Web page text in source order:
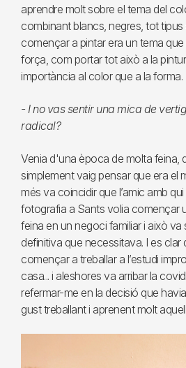
aprendre molt sobre el tema del
combinant blancs, negres, tot
començar a pintar era un tema
força, com portar tot això a la
importància al color que a la forma.
- I no vas sentir una mica de
radical?
Venia d'una època de molta feina,
simplement vaig pensar que era el
més va coincidir que l’amic amb
fotografia a Sants volia començar
feina en un negoci familiar i això va
definitiva que necessitava. I es
començar a treballar a l’estudi
casa... i aleshores va arribar la
refermar-me en la decisió que
gust treballant i aprenent molt